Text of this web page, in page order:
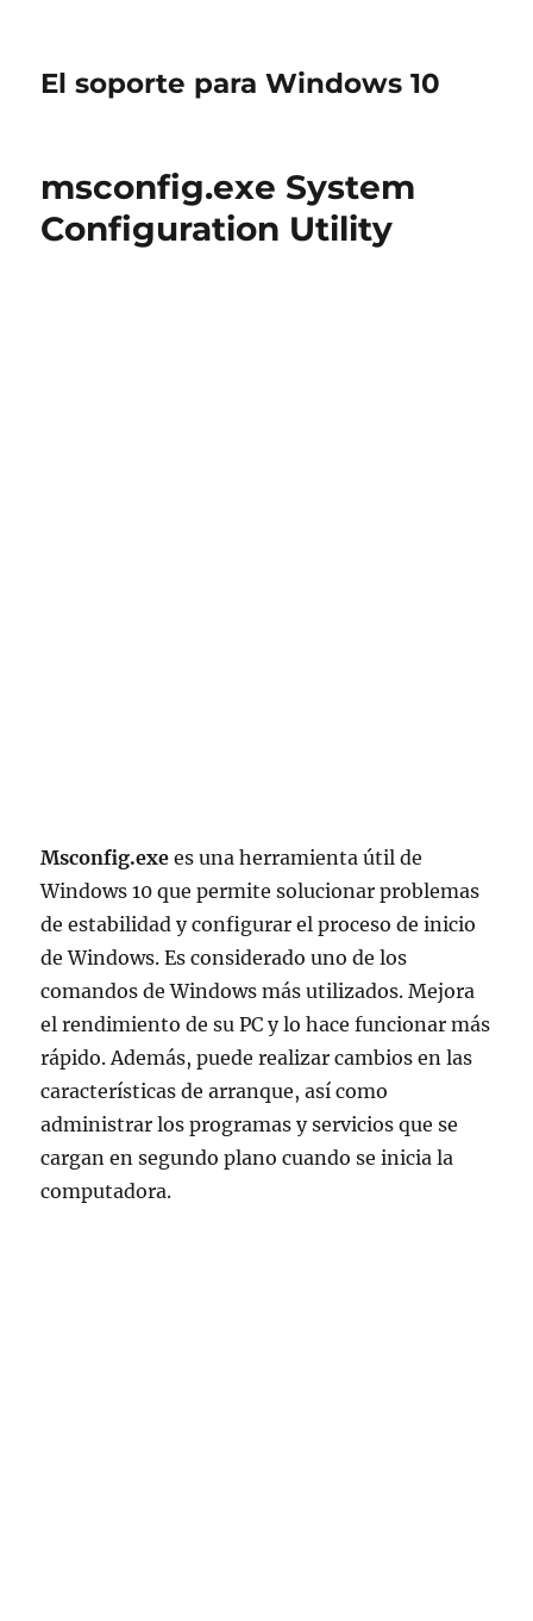
El soporte para Windows 10
msconfig.exe System
Configuration Utility
Msconfig.exe es una herramienta útil de
Windows 10 que permite solucionar problemas
de estabilidad y configurar el proceso de inicio
de Windows. Es considerado uno de los
comandos de Windows más utilizados. Mejora
el rendimiento de su PC y lo hace funcionar más
rápido. Además, puede realizar cambios en las
características de arranque, así como
administrar los programas y servicios que se
cargan en segundo plano cuando se inicia la
computadora.